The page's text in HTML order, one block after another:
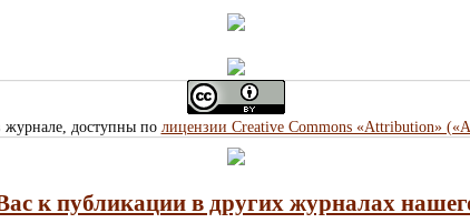
журнале, доступны по лицензии Creative Commons «Attribution»
к публикации в других журналах